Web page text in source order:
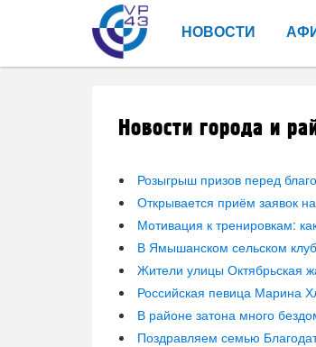
НОВОСТИ
Новости города и
Розыгрыш призов перед
Открывается приём заявок
Мотивация к тренировкам:
В Ямышанском сельском
Жители улицы Октябрьская
Российская певица Марина
В районе затона много
Поздравляем семью